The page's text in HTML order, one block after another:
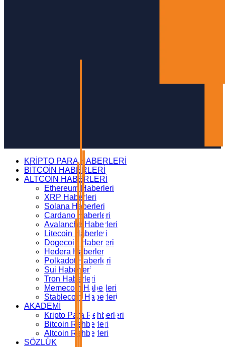
KRİPTO PARA HABERLERİ
BİTCOİN HABERLERİ
ALTCOİN HABERLERİ
Ethereum Haberleri
XRP Haberleri
Solana Haberleri
Cardano Haberleri
Avalanche Haberleri
Litecoin Haberleri
Dogecoin Haberleri
Hedera Haberleri
Polkadot Haberleri
Sui Haberleri
Tron Haberleri
Memecoin Haberleri
Stablecoin Haberleri
AKADEMİ
Kripto Para Rehberleri
Bitcoin Rehberleri
Altcoin Rehberleri
SÖZLÜK